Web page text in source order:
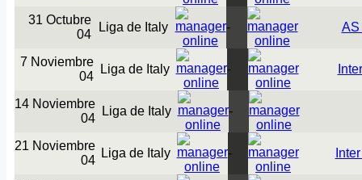
31 Octubre
04
Liga de Italy - AS
7 Noviembre
04
Liga de Italy -
14 Noviembre
04
Liga de Italy -
21 Noviembre
04
Liga de Italy -